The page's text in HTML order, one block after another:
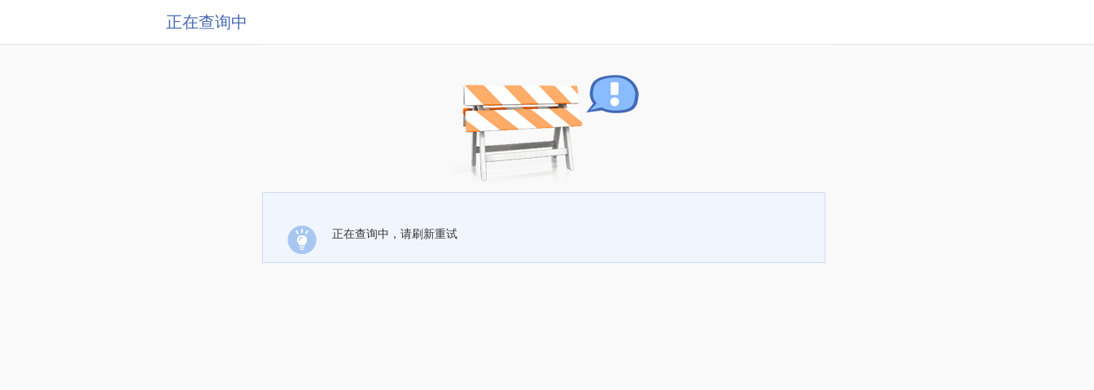
正在查询中
正在查询中，请刷新重试